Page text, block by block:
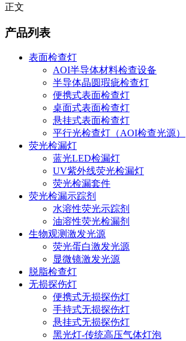
正文
产品列表
表面检查灯
AOI半导体材料检查设备
半导体晶圆瑕疵检查灯
便携式表面检查灯
桌面式表面检查灯
悬挂式表面检查灯
平行光检查灯（AOI检查光源）
荧光检漏灯
蓝光LED检漏灯
UV紫外线荧光检漏灯
荧光检漏套件
荧光检漏示踪剂
水溶性荧光示踪剂
油溶性荧光检漏剂
生物观测激发光源
荧光蛋白激发光源
显微镜激发光源
脱脂检查灯
无损探伤灯
便携式无损探伤灯
手持式无损探伤灯
悬挂式无损探伤灯
黑光灯-传统高压气体灯泡